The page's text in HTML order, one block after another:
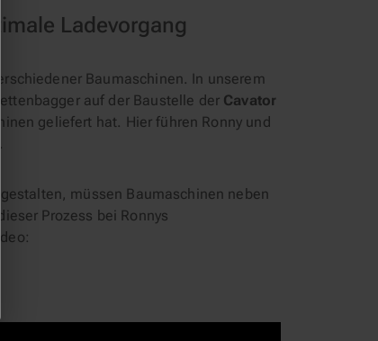
Ladevorgang
Baumaschinen. In unserem
auf der Baustelle der Cavator
geliefert hat. Hier führen Ronny und
müssen Baumaschinen neben
Prozess bei Ronnys